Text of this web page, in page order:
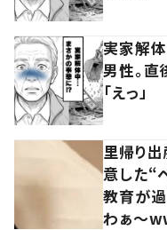
実家解
男性。
「えっ」
里帰り
意した“
教育が過
わぁ～